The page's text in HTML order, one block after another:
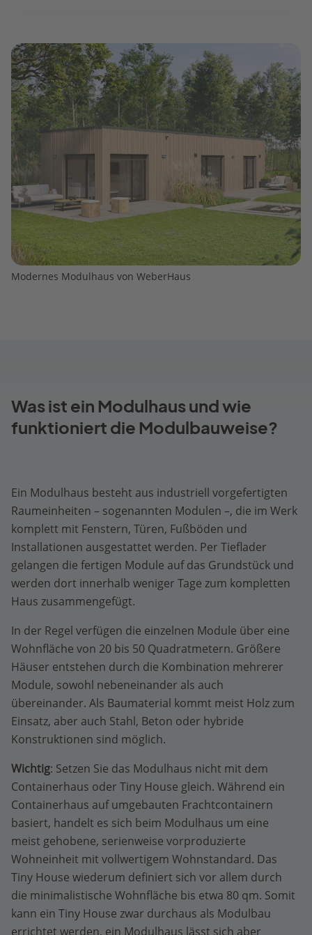
Modernes Modulhaus von WeberHaus
Was ist ein Modulhaus und wie
funktioniert die Modulbauweise?
Ein Modulhaus besteht aus industriell vorgefertigten
Raumeinheiten – sogenannten Modulen –, die im Werk
komplett mit Fenstern, Türen, Fußböden und
Installationen ausgestattet werden. Per Tieflader
gelangen die fertigen Module auf das Grundstück und
werden dort innerhalb weniger Tage zum kompletten
Haus zusammengefügt.
In der Regel verfügen die einzelnen Module über eine
Wohnfläche von 20 bis 50 Quadratmetern. Größere
Häuser entstehen durch die Kombination mehrerer
Module, sowohl nebeneinander als auch
übereinander. Als Baumaterial kommt meist Holz zum
Einsatz, aber auch Stahl, Beton oder hybride
Konstruktionen sind möglich.
Wichtig: Setzen Sie das Modulhaus nicht mit dem
Containerhaus oder Tiny House gleich. Während ein
Containerhaus auf umgebauten Frachtcontainern
basiert, handelt es sich beim Modulhaus um eine
meist gehobene, serienweise vorproduzierte
Wohneinheit mit vollwertigem Wohnstandard. Das
Tiny House wiederum definiert sich vor allem durch
die minimalistische Wohnfläche bis etwa 80 qm. Somit
kann ein Tiny House zwar durchaus als Modulbau
errichtet werden, ein Modulhaus lässt sich aber